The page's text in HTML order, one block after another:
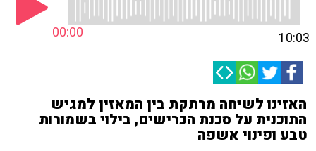
00:00 10:03
האזינו לשיחה מרתקת בין המאזין למגיש
התוכנית על סכנת הכרישים, בילוי בשמורות
טבע ופינוי אשפה